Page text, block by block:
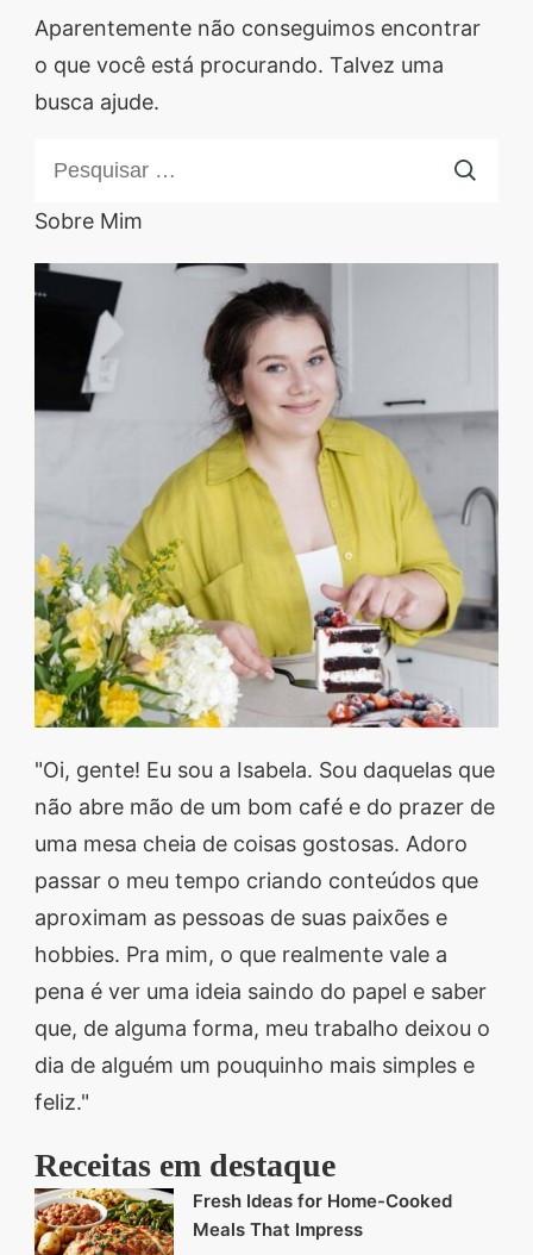
Descubra sobremesas
que vão facilitar sua
um almoço delicioso,
um jantar especial ou
sobremesas de dar água
na boca? Nós temos
tudo o que você
precisa! Explore nosso
site e descubra técnicas
culinárias incríveis,
segredos valiosos e
receitas rápidas e fáceis
que vão impressionar
todos ao seu redor.
Transforme suas
agora mesmo!
Aparentemente não conseguimos encontrar
o que você está procurando. Talvez uma
busca ajude.
Sobre Mim
"Oi, gente! Eu sou a Isabela. Sou daquelas que
não abre mão de um bom café e do prazer de
uma mesa cheia de coisas gostosas. Adoro
passar o meu tempo criando conteúdos que
aproximam as pessoas de suas paixões e
hobbies. Pra mim, o que realmente vale a
pena é ver uma ideia saindo do papel e saber
que, de alguma forma, meu trabalho deixou o
dia de alguém um pouquinho mais simples e
feliz."
Receitas em destaque
Fresh Ideas for Home-Cooked
Meals That Impress